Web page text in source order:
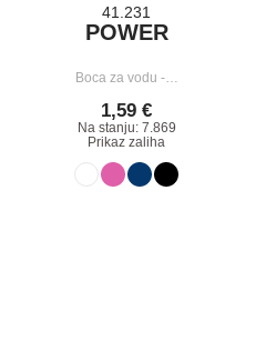
41.231
POWER
Boca za vodu -…
1,59 €
Na stanju: 7.869
Prikaz zaliha